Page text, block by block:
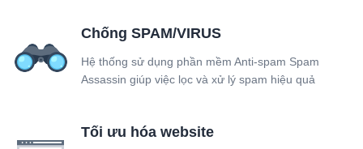
Chống SPAM/VIRUS
Hệ thống sử dụng phần mềm Anti-spam Spam
Assassin giúp việc lọc và xử lý spam hiệu quả
Tối ưu hóa website